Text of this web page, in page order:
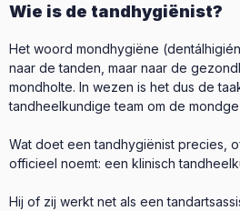
Wie is de tandhygiënist?
Het woord mondhygiëne
naar de tanden, maar naar de
mondholte. In wezen is het dus de
tandheelkundige team om de
Wat doet een tandhygiënist precies,
officieel noemt: een klinisch
Hij of zij werkt net als een